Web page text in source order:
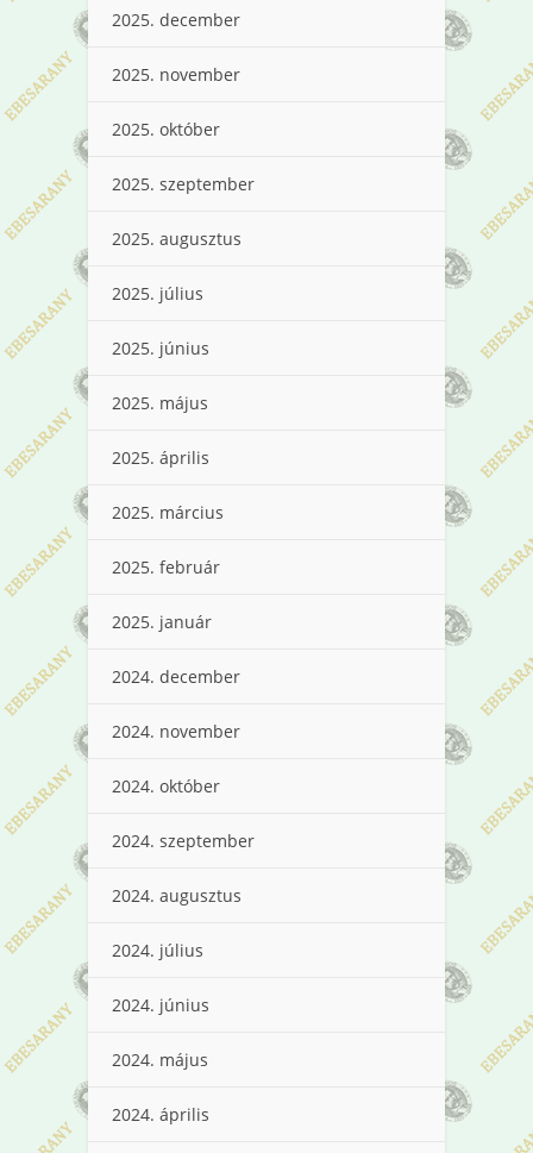
2025. december
2025. november
2025. október
2025. szeptember
2025. augusztus
2025. július
2025. június
2025. május
2025. április
2025. március
2025. február
2025. január
2024. december
2024. november
2024. október
2024. szeptember
2024. augusztus
2024. július
2024. június
2024. május
2024. április